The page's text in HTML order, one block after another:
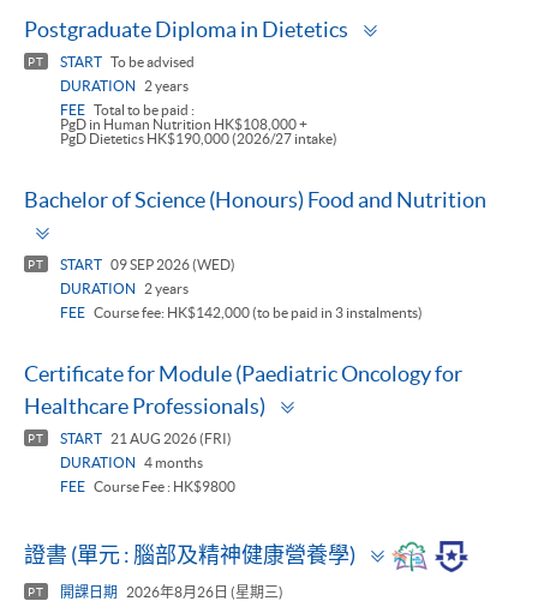
Postgraduate Diploma in Dietetics
PT START To be advised
DURATION
2 years
FEE Total to be paid :
PgD in Human Nutrition HK$108,000 +
PgD Dietetics HK$190,000 (2026/27 intake)
Bachelor of Science (Honours) Food and Nutrition
PT START 09 SEP 2026 (WED)
DURATION
2 years
FEE Course fee: HK$142,000 (to be paid in 3 instalments)
Certificate for Module (Paediatric Oncology for
Healthcare Professionals)
PT START
21 AUG 2026 (FRI)
DURATION
4 months
FEE Course Fee : HK$9800
證書 (單元 : 腦部及精神健康營養學)
Toggle
panel
PT 開課日期
2026年8月26日 (星期三)